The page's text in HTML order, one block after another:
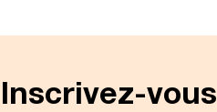
Inscrivez-vous